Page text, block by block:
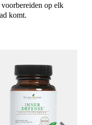
op elk
komt.